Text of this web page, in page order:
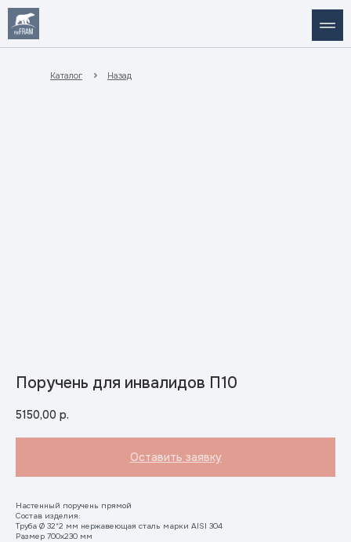
Каталог Назад
Поручень для инвалидов П10
5150,00 р.
Оставить заявку
Настенный поручень прямой
Состав изделия:
Труба Ø 32*2 мм нержавеющая сталь марки AISI 304
Размер 700х230 мм